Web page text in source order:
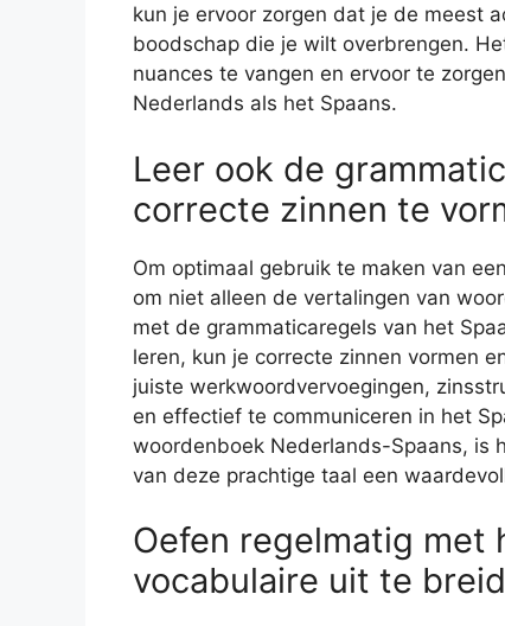
kun je ervoor zorgen dat je de meest
boodschap die je wilt overbrengen.
nuances te vangen en ervoor te
Nederlands als het Spaans.
Leer ook de
correcte zinnen te
Om optimaal gebruik te maken van
om niet alleen de vertalingen van
met de grammaticaregels van het
leren, kun je correcte zinnen vormen
juiste werkwoordvervoegingen,
en effectief te communiceren in het
woordenboek Nederlands-Spaans, is
van deze prachtige taal een
Oefen regelmatig met
vocabulaire uit te